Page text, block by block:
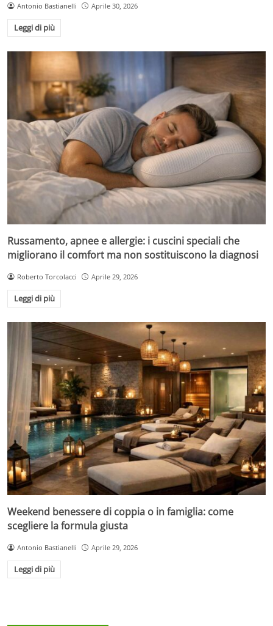
Antonio Bastianelli Aprile 30, 2026
Leggi di più
Russamento, apnee e allergie: i cuscini speciali che
migliorano il comfort ma non sostituiscono la diagnosi
Roberto Torcolacci Aprile 29, 2026
Leggi di più
Weekend benessere di coppia o in famiglia: come
scegliere la formula giusta
Antonio Bastianelli Aprile 29, 2026
Leggi di più